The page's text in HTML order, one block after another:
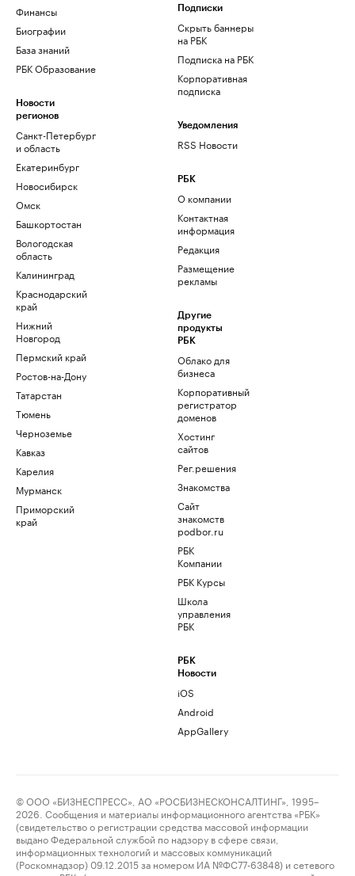
Финансы
Биографии
База знаний
РБК Образование
Новости
регионов
Санкт-Петербург
и область
Екатеринбург
Новосибирск
Омск
Башкортостан
Вологодская
область
Калининград
Краснодарский
край
Нижний
Новгород
Пермский край
Ростов-на-Дону
Татарстан
Тюмень
Черноземье
Кавказ
Карелия
Мурманск
Приморский
край
Подписки
Скрыть баннеры
на РБК
Подписка на РБК
Корпоративная
подписка
Уведомления
RSS Новости
РБК
О компании
Контактная
информация
Редакция
Размещение
рекламы
Другие
продукты
РБК
Облако для
бизнеса
Корпоративный
регистратор
доменов
Хостинг
сайтов
Рег.решения
Знакомства
Сайт
знакомств
podbor.ru
РБК
Компании
РБК Курсы
Школа
управления
РБК
РБК
Новости
iOS
Android
AppGallery
© ООО «БИЗНЕСПРЕСС», АО «РОСБИЗНЕСКОНСАЛТИНГ», 1995–
2026. Сообщения и материалы информационного агентства «РБК»
(свидетельство о регистрации средства массовой информации
выдано Федеральной службой по надзору в сфере связи,
информационных технологий и массовых коммуникаций
(Роскомнадзор) 09.12.2015 за номером ИА №ФС77-63848) и сетевого